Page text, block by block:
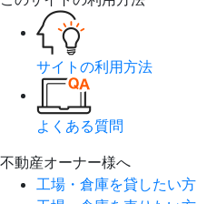
サイトの利用方法
よくある質問
不動産オーナー様へ
工場・倉庫を貸したい方